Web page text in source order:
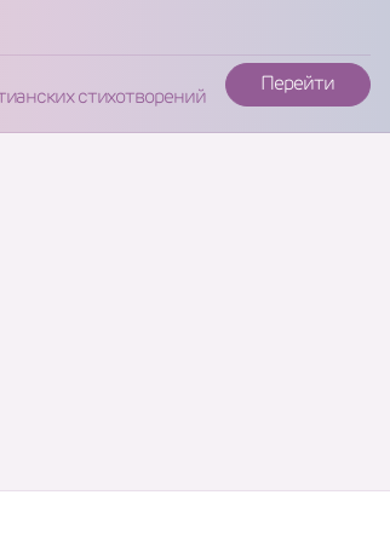
стихотворений
Перейти